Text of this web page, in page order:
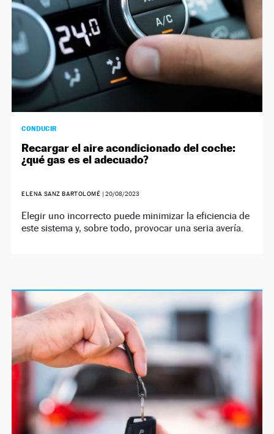
CONDUCIR
Recargar el aire acondicionado del coche:
¿qué gas es el adecuado?
ELENA SANZ BARTOLOMÉ | 20/08/2023
Elegir uno incorrecto puede minimizar la eficiencia de
este sistema y, sobre todo, provocar una seria avería.